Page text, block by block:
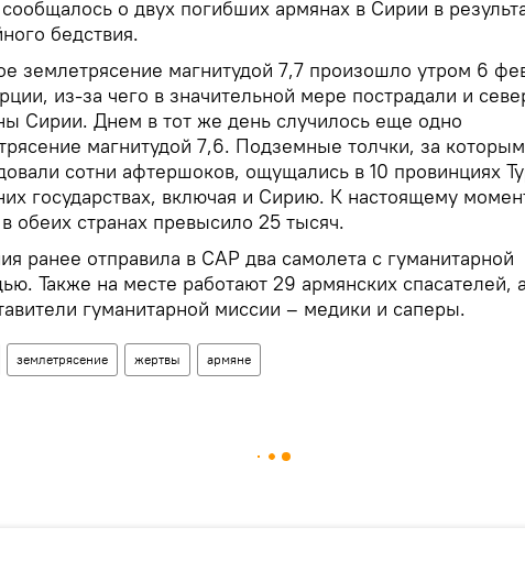
о двух погибших армянах в Сирии в
бедствия.
землетрясение магнитудой 7,7 произошло утром 6
из-за чего в значительной мере пострадали и
Сирии. Днем в тот же день случилось еще одно
магнитудой 7,6. Подземные толчки, за
сотни афтершоков, ощущались в 10 провинциях
государствах, включая и Сирию. К настоящему
обеих странах превысило 25 тысяч.
ранее отправила в САР два самолета с гуманитарной
Также на месте работают 29 армянских спасателей,
гуманитарной миссии – медики и саперы.
землетрясение жертвы армяне